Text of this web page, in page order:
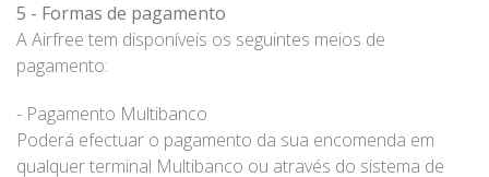
5 - Formas de pagamento
A Airfree tem disponíveis os seguintes meios de
pagamento:
- Pagamento Multibanco
Poderá efectuar o pagamento da sua encomenda em
qualquer terminal Multibanco ou através do sistema de